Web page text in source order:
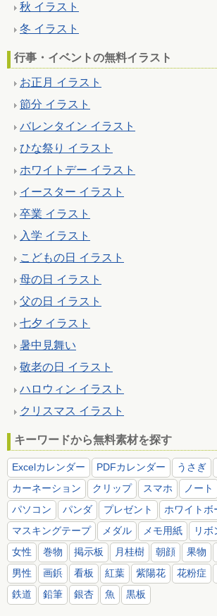
秋 イラスト
冬 イラスト
行事・イベントの無料イラスト
お正月 イラスト
節分 イラスト
バレンタイン イラスト
ひな祭り イラスト
ホワイトデー イラスト
イースター イラスト
卒業 イラスト
入学 イラスト
こどもの日 イラスト
母の日 イラスト
父の日 イラスト
七夕 イラスト
暑中見舞い
敬老の日 イラスト
ハロウィン イラスト
クリスマス イラスト
キーワードから無料素材を探す
Excelカレンダー PDFカレンダー うさぎ
カーネーション
クリップ スマホ ノート
パソコン
パンダ プレゼント
ホワイトボ
マスキングテープ
メダル メモ用紙 リボ
女性
巻物 掲示板 月桂樹 朝顔 果物
男性
画鋲 看板 紅葉 紫陽花 花粉症
鉄道
鉛筆 銀杏 魚 黒板